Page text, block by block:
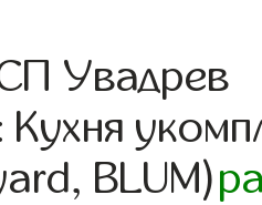
Увадрев
BLUM)